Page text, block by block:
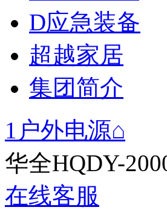
D应急装备
超越家居
集团简介
1户外电源⌂
华全HQDY-
在线客服